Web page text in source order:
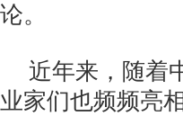
论。
近年来，随着
业家们也频频亮